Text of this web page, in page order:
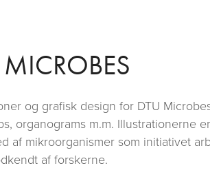
MICROBES
og grafisk design for DTU
organograms m.m. Illustrationerne
af mikroorganismer som initiativet
af forskerne.